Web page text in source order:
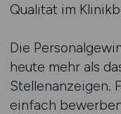
Qualität im
Die
heute mehr als
Stellenanzeigen.
einfach